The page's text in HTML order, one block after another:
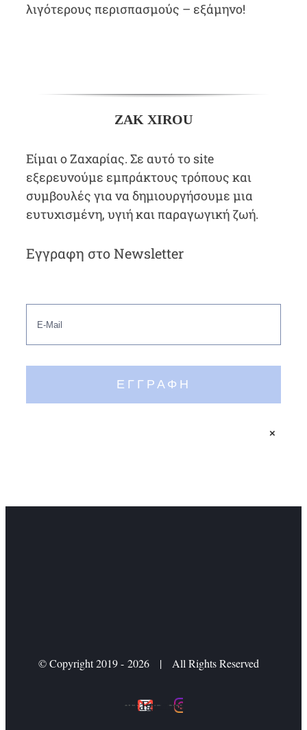
λιγότερους περισπασμούς – εξάμηνο!
ZAK XIROU
Είμαι ο Ζαχαρίας. Σε αυτό το site
εξερευνούμε εμπράκτους τρόπους και
συμβουλές για να δημιουργήσουμε μια
ευτυχισμένη, υγιή και παραγωγική ζωή.
Εγγραφη στο Newsletter
×
© Copyright 2019 - 2026 | All Rights Reserved
Mail
Instagram
Facebook